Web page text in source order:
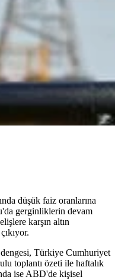
düşük faiz oranlarına
gerginliklerin devam
karşın altın
Türkiye Cumhuriyet
toplantı özeti ile haftalık
ise ABD'de kişisel